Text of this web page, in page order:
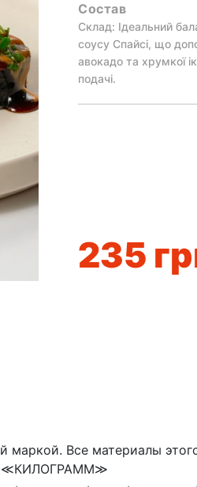
Состав
Склад: Ідеальний
соусу Спайсі, що
авокадо та хрумкої
подачі.
235
Все материалы
≪КИЛОГРАММ≫